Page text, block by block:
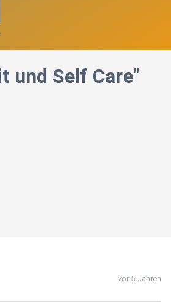
und Self Care"
vor 5 Jahren